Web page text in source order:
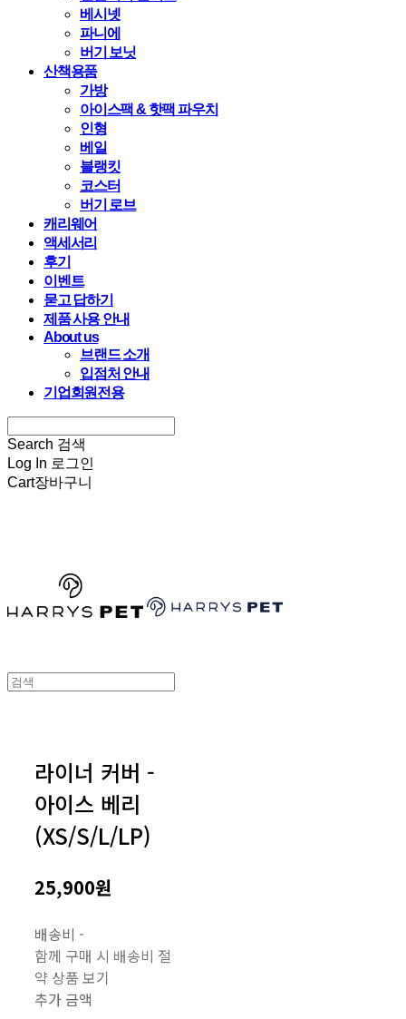
베시넷
파니에
버기 보닛
산책용품
가방
아이스팩 & 핫팩 파우치
인형
베일
블랭킷
코스터
버기 로브
캐리웨어
액세서리
후기
이벤트
묻고 답하기
제품 사용 안내
About us
브랜드 소개
입점처 안내
기업회원전용
Search 검색
Log In 로그인
Cart장바구니
라이너 커버 -
아이스 베리
(XS/S/L/LP)
25,900원
배송비-
함께 구매 시 배송비 절
약 상품 보기
추가 금액